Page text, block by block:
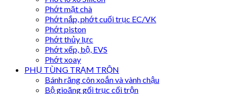
Phớt mặt chà
Phớt nắp, phớt cuối trục EC/VK
Phớt piston
Phớt thủy lực
Phớt xếp, bộ, EVS
Phớt xoay
PHỤ TÙNG TRẠM TRỘN
Bánh răng côn xoắn và vành chậu
Bộ gioăng gối trục cối trộn